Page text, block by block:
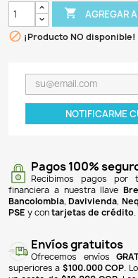
Sera Raffy I Nature es
presentada en un
original y reempacado,
minerales, promueve
utilizar un recipiente
cuidado del medio
deficiencias
Cantidad

 ¡Producto NO